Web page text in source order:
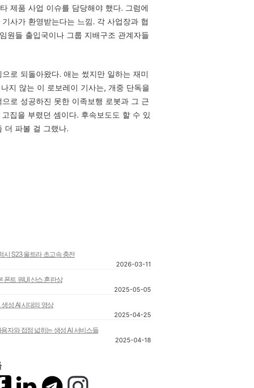
제품 사업 이슈를 담당해야 했다. 그럼에
사가 환영받는다는 느낌. 각 사업장과 협
원들 출입국이나 그룹 지배구조 관계자들
로 되돌아왔다. 애는 썼지만 일하는 재미
지 않는 이 로보레이 기사는, 개중 단독을
로 성공하진 못한 이족보행 로봇과 그 근
집을 부렸던 셈이다. 후속보도도 할 수 있
더 파볼 걸 그랬나.
시 S23 울트라 초고속 충전
2026-03-11
폰트 원UI 산스 혼란상
2025-05-05
성 AI 시대의 영상
2025-04-25
자와 접점 넓히는 생성 AI 서비스들
2025-04-18
링
텔
인